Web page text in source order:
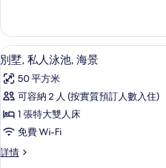
海
景
(Shared
Pool)
的
相
片
海
景
(Shared
Pool)
詳
情
載
入
所
有
別
墅,
私
8
別墅, 私人泳池, 海景
50 平方米
可容納 2 人 (按實質預訂人數入住)
1 張特大雙人床
免費 Wi-Fi
詳情
別